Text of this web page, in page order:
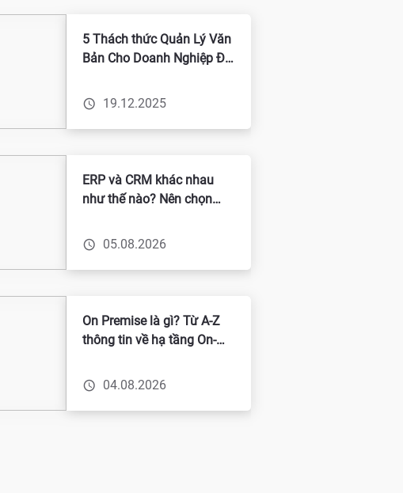
5 Thách thức Quản Lý Văn
Bản Cho Doanh Nghiệp Đa
19.12.2025
ERP và CRM khác nhau
như thế nào? Nên chọn
nghiệp?
05.08.2026
On Premise là gì? Từ A-Z
thông tin về hạ tầng On-
04.08.2026